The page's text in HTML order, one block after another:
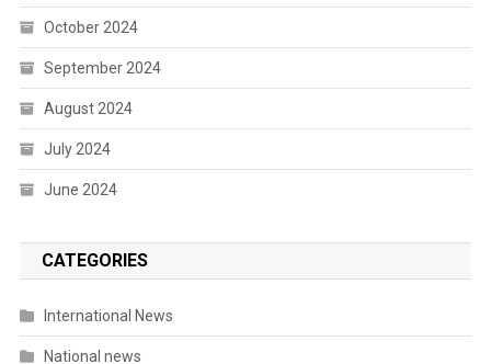
October 2024
September 2024
August 2024
July 2024
June 2024
CATEGORIES
International News
National news